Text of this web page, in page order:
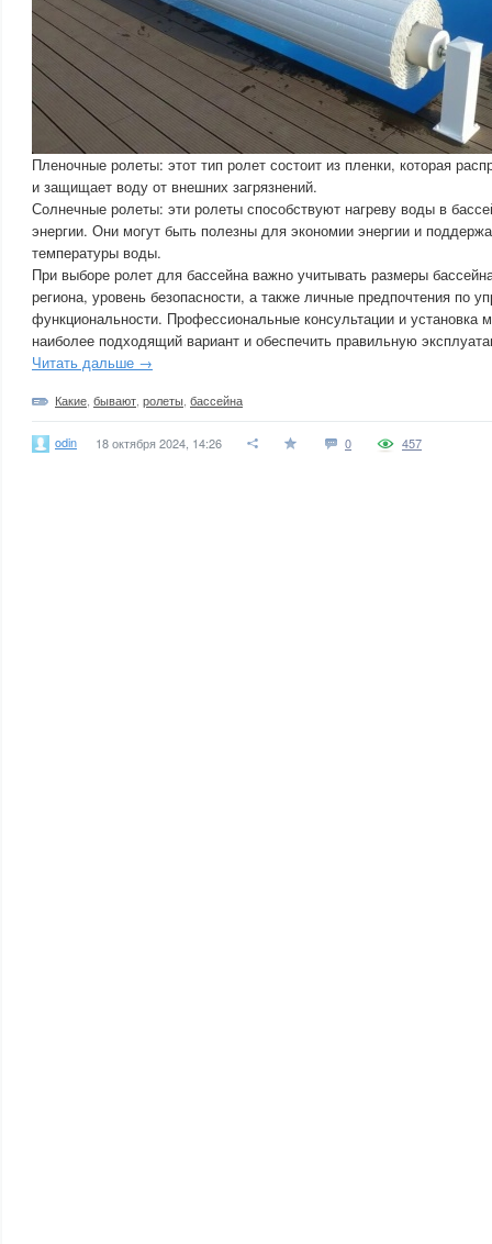
Пленочные ролеты: этот тип ролет состоит из пленки, которая
и защищает воду от внешних загрязнений.
Солнечные ролеты: эти ролеты способствуют нагреву воды в
энергии. Они могут быть полезны для экономии энергии и
температуры воды.
При выборе ролет для бассейна важно учитывать размеры
региона, уровень безопасности, а также личные предпочтения по
функциональности. Профессиональные консультации и установка
наиболее подходящий вариант и обеспечить правильную
Читать дальше →
Какие бывают ролеты бассейна
odin 18 октября 2024, 14:26 0 457